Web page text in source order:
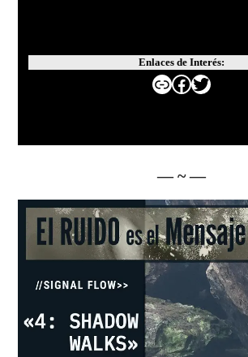
Enlaces de Interés:
Enlace
Facebook
Twitter
— ~ —